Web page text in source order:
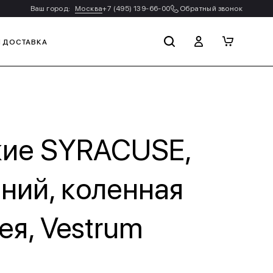
Ваш город: Москва+7 (495) 139-66-00 Обратный звонок
ДОСТАВКА
SYRACUSE,
коленная
Vestrum